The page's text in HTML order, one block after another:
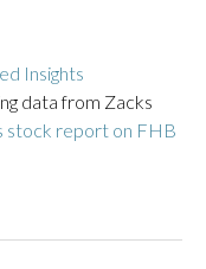
Insights
data from Zacks
stock report on FHB